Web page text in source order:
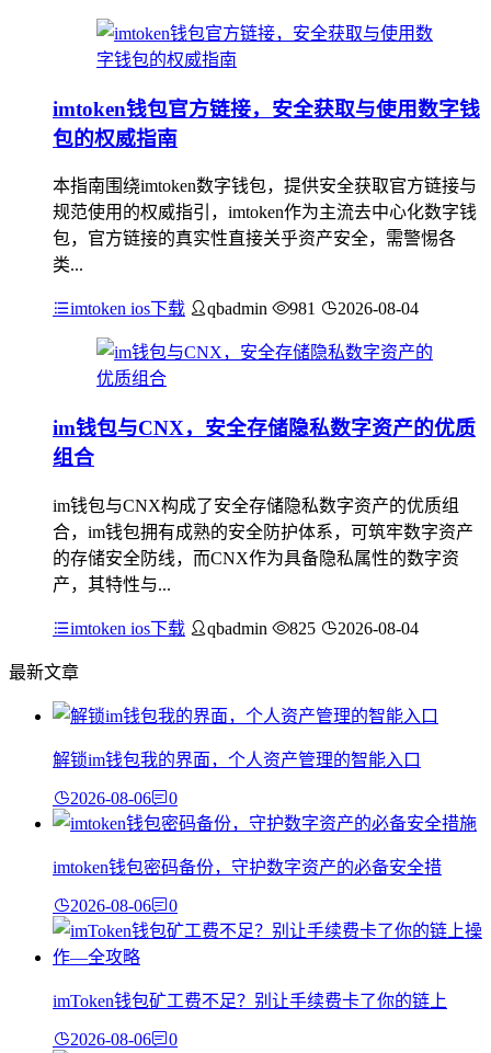
imtoken钱包官方链接，安全获取与使用数字钱
包的权威指南
本指南围绕imtoken数字钱包，提供安全获取官方链接与
规范使用的权威指引，imtoken作为主流去中心化数字钱
包，官方链接的真实性直接关乎资产安全，需警惕各
类...
imtoken ios下载 qbadmin 981 2026-08-04
im钱包与CNX，安全存储隐私数字资产的优质
组合
im钱包与CNX构成了安全存储隐私数字资产的优质组
合，im钱包拥有成熟的安全防护体系，可筑牢数字资产
的存储安全防线，而CNX作为具备隐私属性的数字资
产，其特性与...
imtoken ios下载 qbadmin 825 2026-08-04
最新文章
解锁im钱包我的界面，个人资产管理的智能入口
2026-08-06 0
imtoken钱包密码备份，守护数字资产的必备安全措
2026-08-06 0
imToken钱包矿工费不足？别让手续费卡了你的链上
2026-08-06 0